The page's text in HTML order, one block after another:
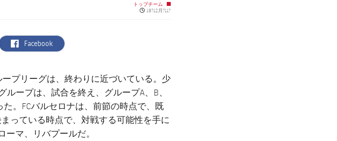
トップチーム
Published news
18?12月?11?
label.aria.facebook
Facebook
プリーグは、終わりに近づいている。少
ループは、試合を終え、グループA、B、
た。FCバルセロナは、前節の時点で、既
っている時点で、対戦する可能性を手に
ーマ、リバプールだ。